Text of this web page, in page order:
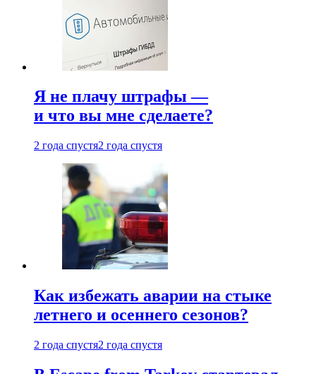
Я не плачу штрафы —
и что вы мне сделаете?
2 года спустя2 года спустя
Как избежать аварии на стыке
летнего и осеннего сезонов?
2 года спустя2 года спустя